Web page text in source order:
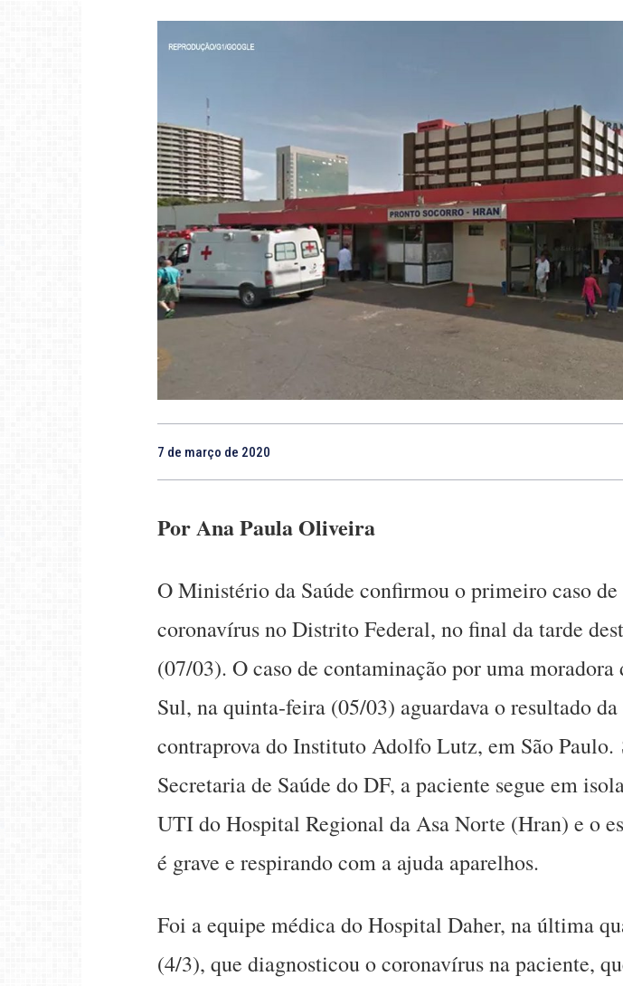
7 de março de 2020
Por Ana Paula Oliveira
O Ministério da Saúde confirmou o primeiro caso de
coronavírus no Distrito Federal, no final da tarde
(07/03). O caso de contaminação por uma moradora
Sul, na quinta-feira (05/03) aguardava o resultado da
contraprova do Instituto Adolfo Lutz, em São Paulo.
Secretaria de Saúde do DF, a paciente segue em
UTI do Hospital Regional da Asa Norte (Hran) e o
é grave e respirando com a ajuda aparelhos.
Foi a equipe médica do Hospital Daher, na última
(4/3), que diagnosticou o coronavírus na paciente,